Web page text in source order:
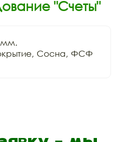
"Счеты"
мм.
Сосна, ФСФ